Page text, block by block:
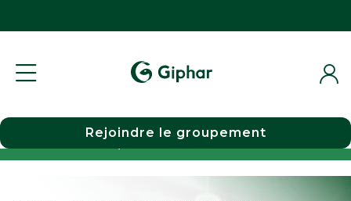
Choisir une pharmacie
Rejoindre le groupement